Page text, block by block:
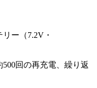
ー（7.2V・
回の再充電、繰り返